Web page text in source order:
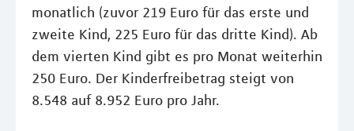
monatlich (zuvor 219 Euro für das erste und
zweite Kind, 225 Euro für das dritte Kind). Ab
dem vierten Kind gibt es pro Monat weiterhin
250 Euro. Der Kinderfreibetrag steigt von
8.548 auf 8.952 Euro pro Jahr.